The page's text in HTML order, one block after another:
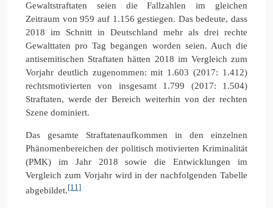
Gewaltstraftaten seien die Fallzahlen im gleichen
Zeitraum von 959 auf 1.156 gestiegen. Das bedeute, dass
2018 im Schnitt in Deutschland mehr als drei rechte
Gewalttaten pro Tag begangen worden seien. Auch die
antisemitischen Straftaten hätten 2018 im Vergleich zum
Vorjahr deutlich zugenommen: mit 1.603 (2017: 1.412)
rechtsmotivierten von insgesamt 1.799 (2017: 1.504)
Straftaten, werde der Bereich weiterhin von der rechten
Szene dominiert.
Das gesamte Straftatenaufkommen in den einzelnen
Phänomenbereichen der politisch motivierten Kriminalität
(PMK) im Jahr 2018 sowie die Entwicklungen im
Vergleich zum Vorjahr wird in der nachfolgenden Tabelle
abgebildet.[11]